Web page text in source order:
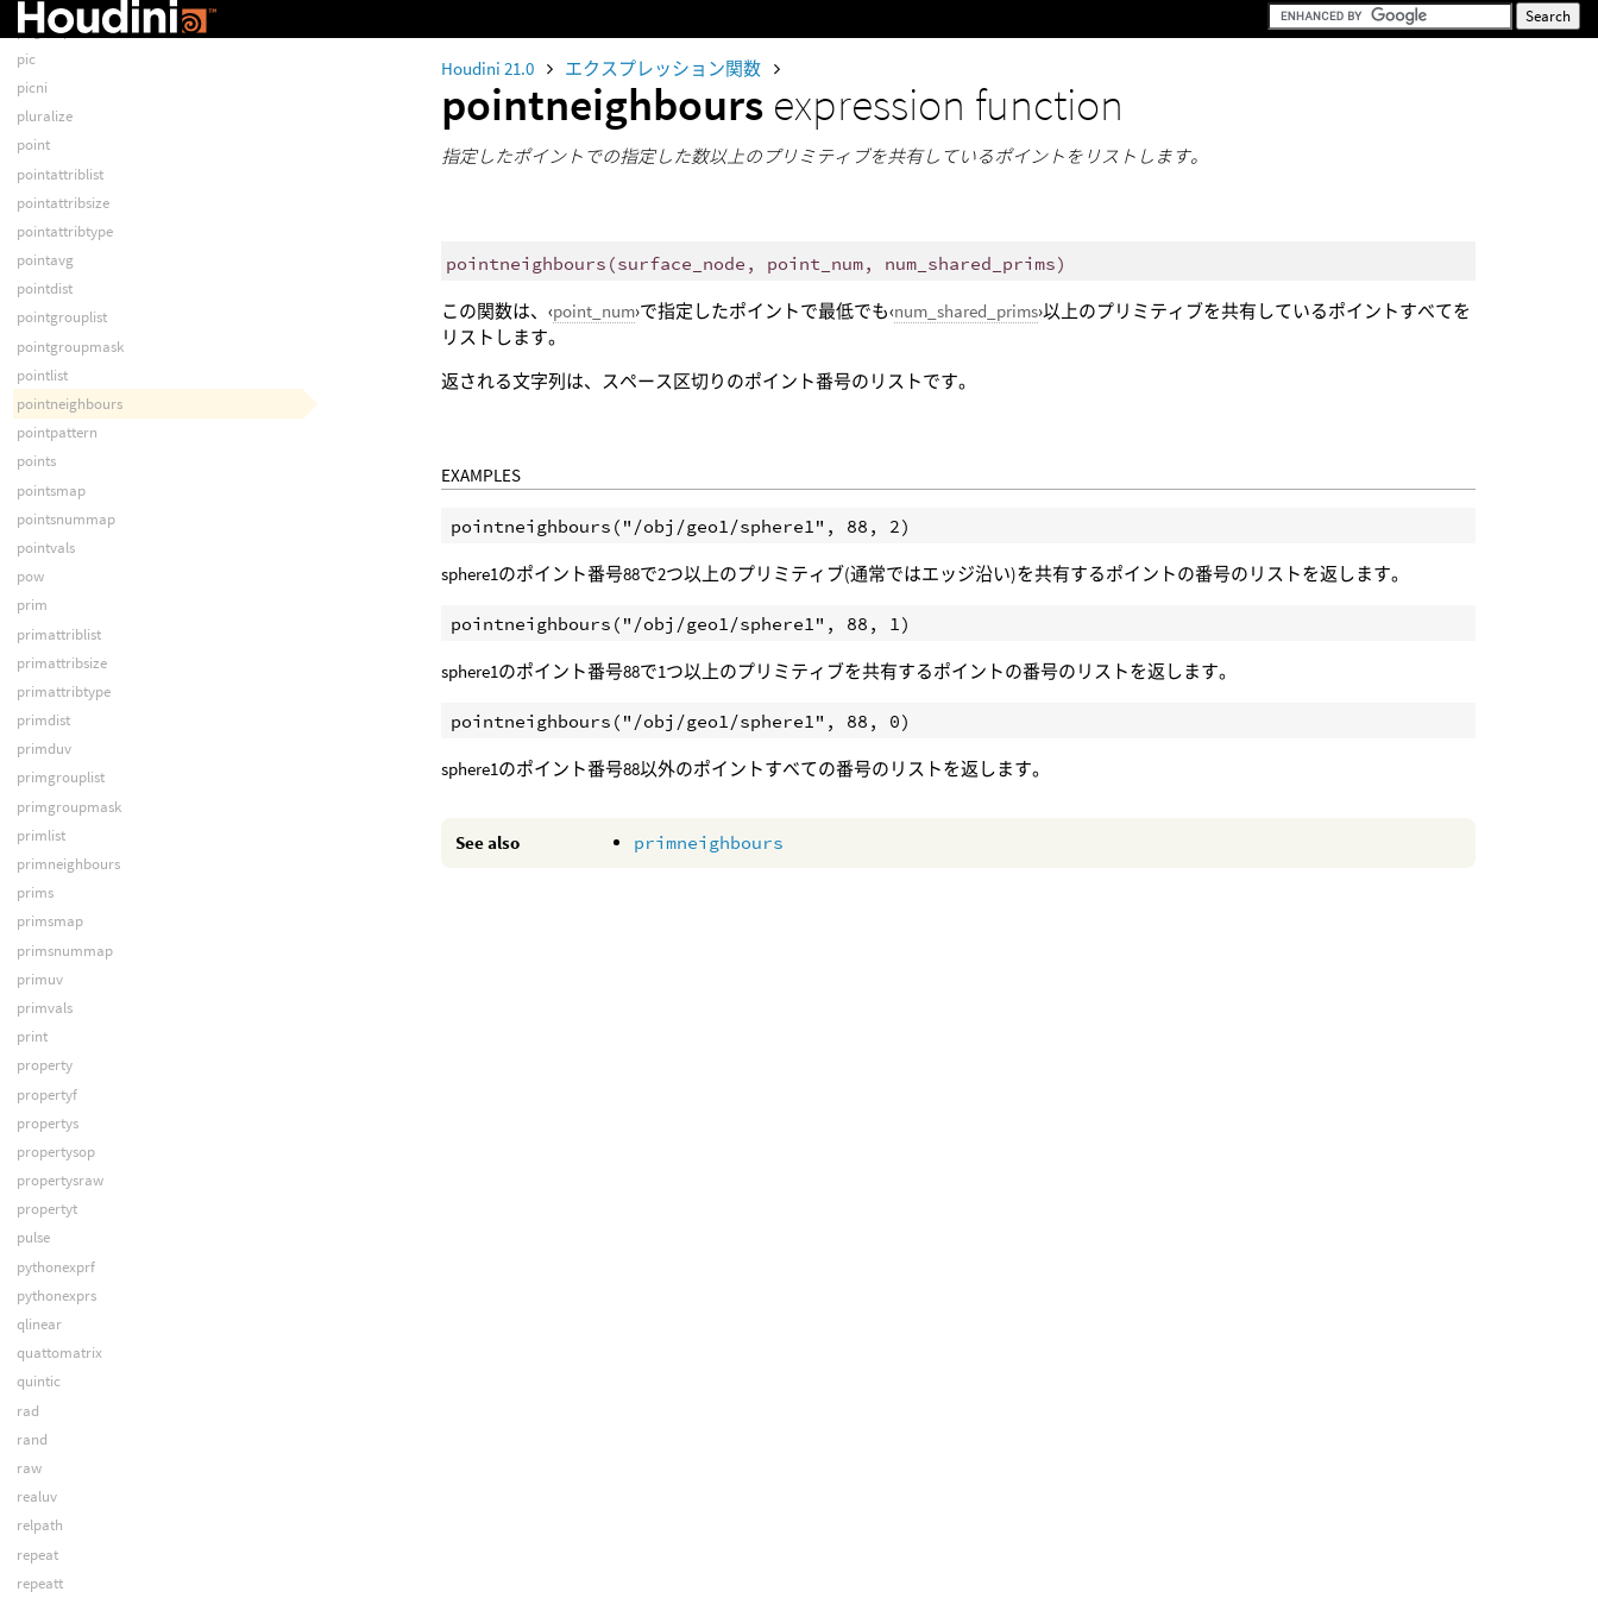
Houdini 21.0 エクスプレッション関数
pointneighbours expression function
指定したポイントでの指定した数以上のプリミティブを共有しているポイントをリストします。
pointneighbours (surface_node, point_num, num_shared_prims)
この関数は、‹point_num›で指定したポイントで最低でも‹num_shared_prims›以上のプリミティブを共有しているポイントすべてを
リストします。
返される文字列は、スペース区切りのポイント番号のリストです。
EXAMPLES
sphere1のポイント番号88で2つ以上のプリミティブ(通常ではエッジ沿い)を共有するポイントの番号のリストを返します。
sphere1のポイント番号88で1つ以上のプリミティブを共有するポイントの番号のリストを返します。
sphere1のポイント番号88以外のポイントすべての番号のリストを返します。
See also primneighbours
pdgoutputvals
pic
picni
pluralize
point
pointattriblist
pointattribsize
pointattribtype
pointavg
pointdist
pointgrouplist
pointgroupmask
pointlist
pointneighbours
pointpattern
points
pointsmap
pointsnummap
pointvals
pow
prim
primattriblist
primattribsize
primattribtype
primdist
primduv
primgrouplist
primgroupmask
primlist
primneighbours
prims
primsmap
primsnummap
primuv
primvals
print
property
propertyf
propertys
propertysop
propertysraw
propertyt
pulse
pythonexprf
pythonexprs
qlinear
quattomatrix
quintic
rad
rand
raw
realuv
relpath
repeat
repeatt